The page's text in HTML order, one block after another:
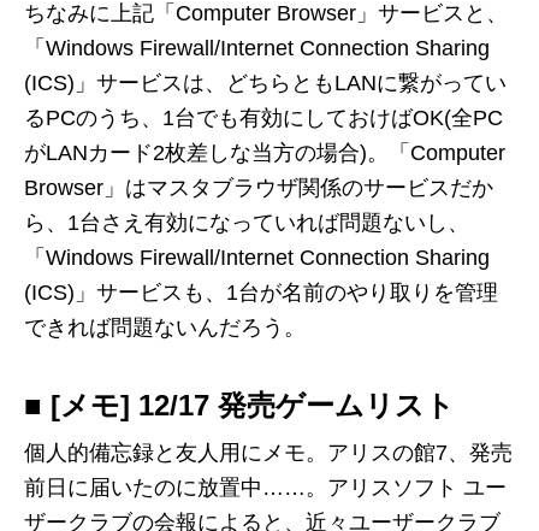
ちなみに上記「Computer Browser」サービスと、
「Windows Firewall/Internet Connection Sharing
(ICS)」サービスは、どちらともLANに繋がってい
るPCのうち、1台でも有効にしておけばOK(全PC
がLANカード2枚差しな当方の場合)。「Computer
Browser」はマスタブラウザ関係のサービスだか
ら、1台さえ有効になっていれば問題ないし、
「Windows Firewall/Internet Connection Sharing
(ICS)」サービスも、1台が名前のやり取りを管理
できれば問題ないんだろう。
■ [メモ] 12/17 発売ゲームリスト
個人的備忘録と友人用にメモ。アリスの館7、発売
前日に届いたのに放置中……。アリスソフト ユー
ザークラブの会報によると、近々ユーザークラブ